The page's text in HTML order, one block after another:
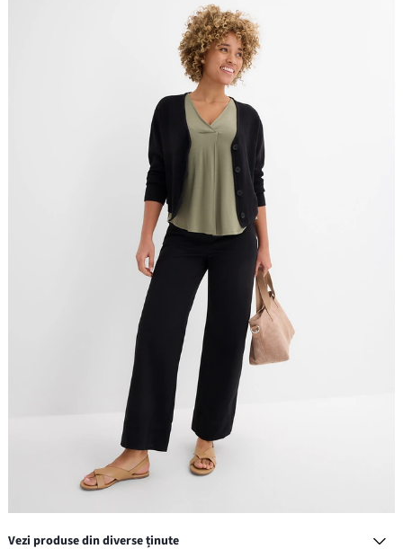
Vezi produse din diverse ținute